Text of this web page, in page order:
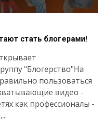
стать блогерами!
"Блогерство"На
пользоваться
видео -
как профессионалы -